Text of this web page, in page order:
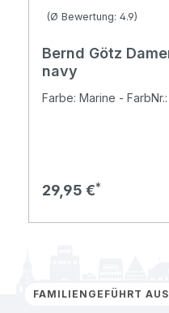
Durchschnittliche
(Ø Bewertung: 4.9)
Bernd Götz
navy
Farbe: Marine -
Regulärer Preis:
29,95 €
FAMILIENGEFÜHRT